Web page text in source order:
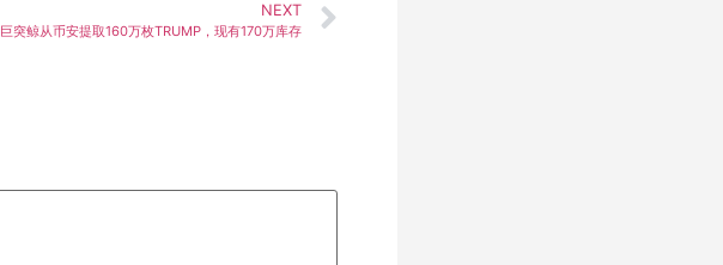
NEXT
巨突鲸从币安提取160万枚TRUMP，现有170万库存